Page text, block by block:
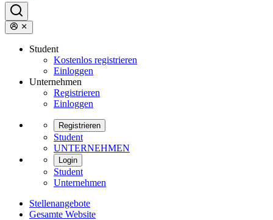
Student
Kostenlos registrieren
Einloggen
Unternehmen
Registrieren
Einloggen
Registrieren
Student
UNTERNEHMEN
Login
Student
Unternehmen
Stellenangebote
Gesamte Website